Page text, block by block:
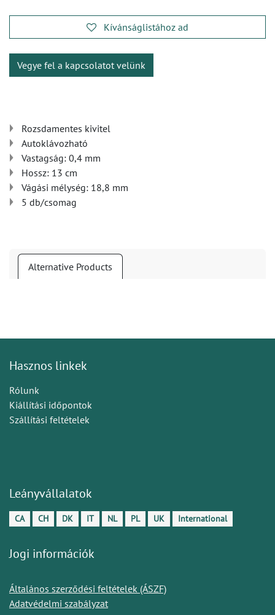
Kívánságlistához ad
Vegye fel a kapcsolatot velünk
Rozsdamentes kivitel
Autoklávozható
Vastagság: 0,4 mm
Hossz: 13 cm
Vágási mélység: 18,8 mm
5 db/csomag
Alternative Products
Hasznos linkek
Rólunk
Kiállítási időpontok
Szállítási feltételek
Leányvállalatok
CA CH DK IT NL PL UK International
Jogi információk
Általános szerződési feltételek (ÁSZF)
Adatvédelmi szabályzat